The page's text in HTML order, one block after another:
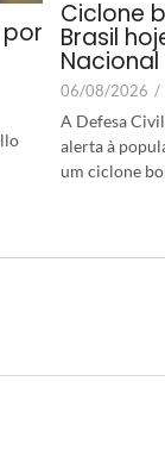
Ciclone
Brasil
06/08/2026 /
A Defesa
alerta à
um ciclone